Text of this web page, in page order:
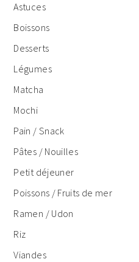
Astuces
Boissons
Desserts
Légumes
Matcha
Mochi
Pain / Snack
Pâtes / Nouilles
Petit déjeuner
Poissons / Fruits de mer
Ramen / Udon
Riz
Viandes